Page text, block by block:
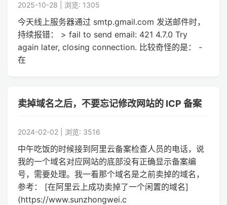
2025-10-28 | 浏览: 1305
今天线上服务器通过 smtp.gmail.com 发送邮件时，
持续报错： > fail to send email: 421 4.7.0 Try
again later, closing connection. 比较奇怪的是： -
在
卖掉域名之后，不要忘记修改网站的 ICP 备案
2024-02-02 | 浏览: 3516
中午吃饭的时候接到阿里云备案检查人员的电话，说
我的一个域名对应网站的底部没有正确显示备案编
号，需要处理。我一看那个域名是之前卖掉的域名，
参考： [在阿里云上成功卖掉了一个闲置的域名]
(https://www.sunzhongwei.c